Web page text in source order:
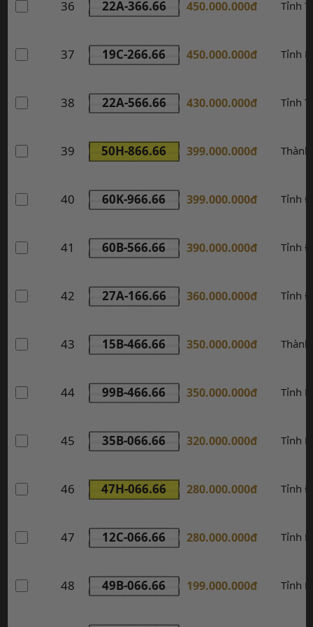
36 22A-366.66 450.000.000đ Tỉnh
37 19C-266.66 450.000.000đ Tỉnh
38 22A-566.66 430.000.000đ Tỉnh
39 50H-866.66 399.000.000đ
40 60K-966.66 399.000.000đ Tỉnh
41 60B-566.66 390.000.000đ Tỉnh
42 27A-166.66 360.000.000đ Tỉnh
43 15B-466.66 350.000.000đ
44 99B-466.66 350.000.000đ Tỉnh
45 35B-066.66 320.000.000đ Tỉnh
46 47H-066.66 280.000.000đ Tỉnh
47 12C-066.66 280.000.000đ Tỉnh
48 49B-066.66 199.000.000đ Tỉnh